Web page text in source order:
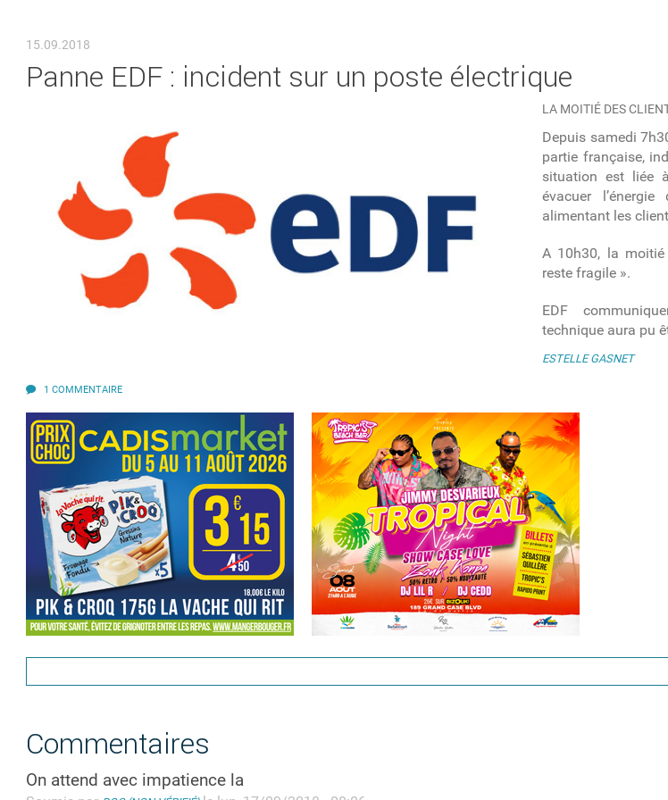
15.09.2018
Panne EDF : incident sur un poste électrique
LA MOITIÉ DES
Depuis samedi
partie française,
situation est liée
évacuer
alimentant les
A 10h30, la
reste fragile ».
EDF
technique aura pu
ESTELLE GASNET
1 COMMENTAIRE
Commentaires
On attend avec impatience la